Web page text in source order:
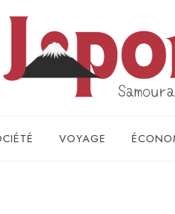
VOYAGE